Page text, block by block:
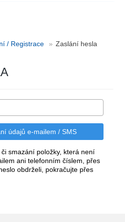
/ Registrace Zaslání hesla
smazání položky, která není
ani telefonním číslem, přes
obdrželi, pokračujte přes